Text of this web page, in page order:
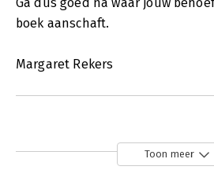
boek aanschaft.
Margaret Rekers
Toon meer